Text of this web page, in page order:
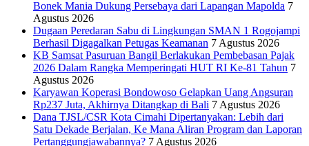
Bonek Mania Dukung Persebaya dari Lapangan Mapolda 7
Agustus 2026
Dugaan Peredaran Sabu di Lingkungan SMAN 1 Rogojampi
Berhasil Digagalkan Petugas Keamanan 7 Agustus 2026
KB Samsat Pasuruan Bangil Berlakukan Pembebasan Pajak
2026 Dalam Rangka Memperingati HUT RI Ke-81 Tahun 7
Agustus 2026
Karyawan Koperasi Bondowoso Gelapkan Uang Angsuran
Rp237 Juta, Akhirnya Ditangkap di Bali 7 Agustus 2026
Dana TJSL/CSR Kota Cimahi Dipertanyakan: Lebih dari
Satu Dekade Berjalan, Ke Mana Aliran Program dan Laporan
Pertanggungjawabannya? 7 Agustus 2026